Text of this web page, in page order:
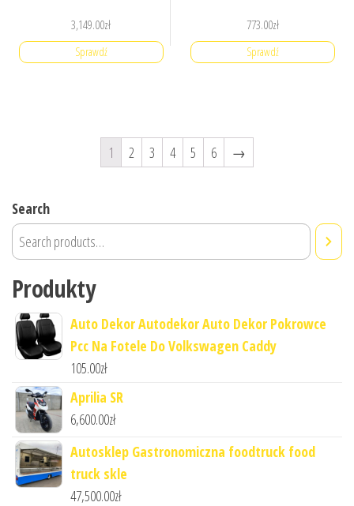
3,149.00zł
Sprawdź
773.00zł
Sprawdź
1 2 3 4 5 6 →
Search
Produkty
Auto Dekor Autodekor Auto Dekor Pokrowce
Pcc Na Fotele Do Volkswagen Caddy
105.00zł
Aprilia SR
6,600.00zł
Autosklep Gastronomiczna foodtruck food
truck skle
47,500.00zł